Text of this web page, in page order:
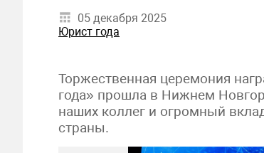
05 декабря 2025
Юрист года
Торжественная церемония
года» прошла в Нижнем
наших коллег и огромный
страны.